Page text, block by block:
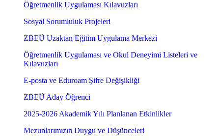
Öğretmenlik Uygulaması Kılavuzları
Sosyal Sorumluluk Projeleri
ZBEÜ Uzaktan Eğitim Uygulama Merkezi
Öğretmenlik Uygulaması ve Okul Deneyimi Listeleri ve
Kılavuzları
E-posta ve Eduroam Şifre Değişikliği
ZBEÜ Aday Öğrenci
2025-2026 Akademik Yılı Planlanan Etkinlikler
Mezunlarımızın Duygu ve Düşünceleri